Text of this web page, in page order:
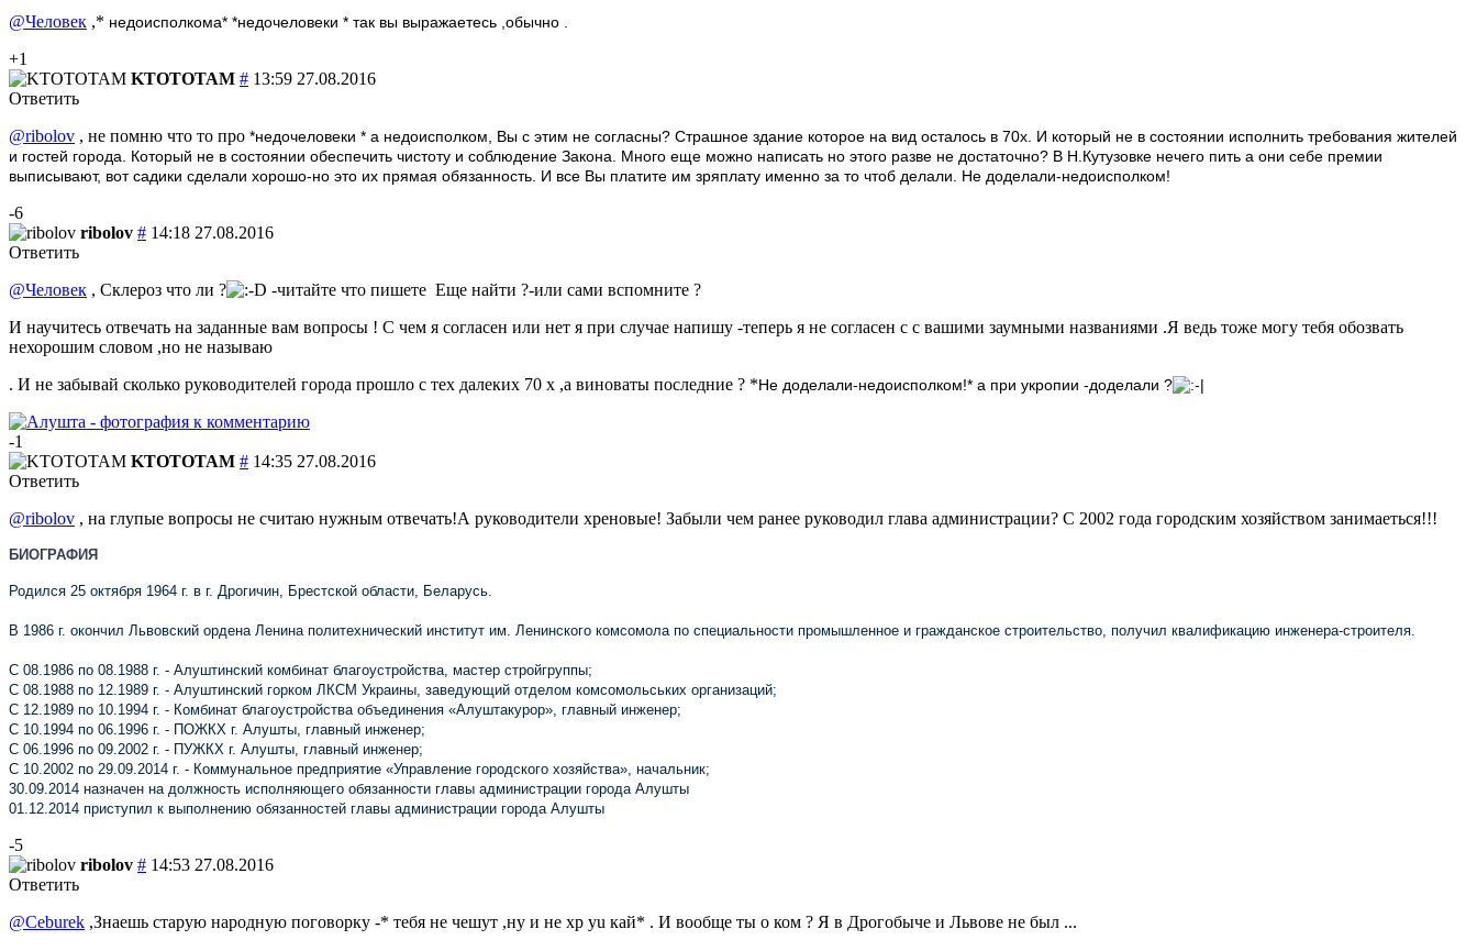
@Человек ,* недоисполкома* *недочеловеки * так вы выражаетесь ,обычно .
+1
KTOTOTAM # 13:59 27.08.2016
Ответить
@ribolov , не помню что то про *недочеловеки * а недоисполком, Вы с этим не согласны? Страшное здание которое на вид осталось в 70х. И который не в состоянии исполнить требования жителей
и гостей города. Который не в состоянии обеспечить чистоту и соблюдение Закона. Много еще можно написать но этого разве не достаточно? В Н.Кутузовке нечего пить а они себе премии
выписывают, вот садики сделали хорошо-но это их прямая обязанность. И все Вы платите им зряплату именно за то чтоб делали. Не доделали-недоисполком!
-6
ribolov # 14:18 27.08.2016
Ответить
@Человек , Склероз что ли ? -читайте что пишете Еще найти ?-или сами вспомните ?
И научитесь отвечать на заданные вам вопросы ! С чем я согласен или нет я при случае напишу -теперь я не согласен с с вашими заумными названиями .Я ведь тоже могу тебя обозвать
нехорошим словом ,но не называю
. И не забывай сколько руководителей города прошло с тех далеких 70 х ,а виноваты последние ? *Не доделали-недоисполком!* а при укропии -доделали ?
-1
KTOTOTAM # 14:35 27.08.2016
Ответить
@ribolov , на глупые вопросы не считаю нужным отвечать!А руководители хреновые! Забыли чем ранее руководил глава администрации? С 2002 года городским хозяйством занимаеться!!!
БИОГРАФИЯ
Родился 25 октября 1964 г. в г. Дрогичин, Брестской области, Беларусь.
В 1986 г. окончил Львовский ордена Ленина политехнический институт им. Ленинского комсомола по специальности промышленное и гражданское строительство, получил квалификацию инженера-строителя.
С 08.1986 по 08.1988 г. - Алуштинский комбинат благоустройства, мастер стройгруппы;
С 08.1988 по 12.1989 г. - Алуштинский горком ЛКСМ Украины, заведующий отделом комсомольських организаций;
С 12.1989 по 10.1994 г. - Комбинат благоустройства объединения «Алуштакурор», главный инженер;
С 10.1994 по 06.1996 г. - ПОЖКХ г. Алушты, главный инженер;
С 06.1996 по 09.2002 г. - ПУЖКХ г. Алушты, главный инженер;
С 10.2002 по 29.09.2014 г. - Коммунальное предприятие «Управление городского хозяйства», начальник;
30.09.2014 назначен на должность исполняющего обязанности главы администрации города Алушты
01.12.2014 приступил к выполнению обязанностей главы администрации города Алушты
-5
ribolov # 14:53 27.08.2016
Ответить
@Ceburek ,Знаешь старую народную поговорку -* тебя не чешут ,ну и не хр yu кай* . И вообще ты о ком ? Я в Дрогобыче и Львове не был ...